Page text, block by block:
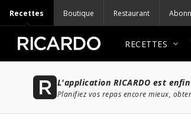
Recettes Boutique Restaurant
RECETTES
L'application RICARDO est
Planifiez vos repas encore mieux,